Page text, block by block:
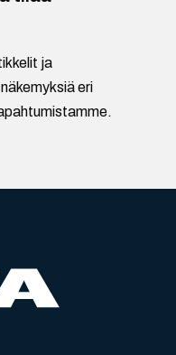
ja
eri